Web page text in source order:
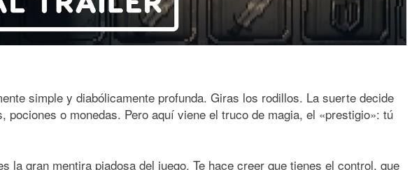
simple y diabólicamente profunda. Giras los rodillos. La suerte decide
pociones o monedas. Pero aquí viene el truco de magia, el «prestigio»: tú
la gran mentira piadosa del juego. Te hace creer que tienes el control, que